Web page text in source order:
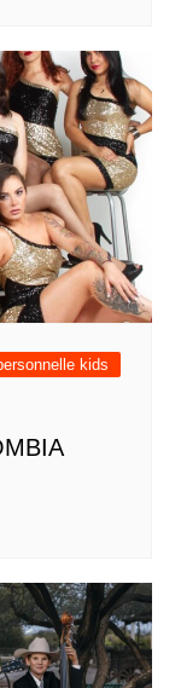
kids